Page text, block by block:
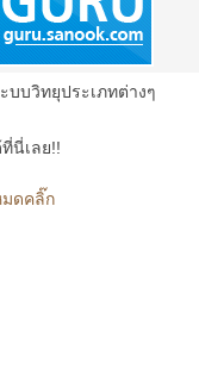
บบวิทยุประเภทต่างๆ
นี่เลย!!
มดคลิ๊ก